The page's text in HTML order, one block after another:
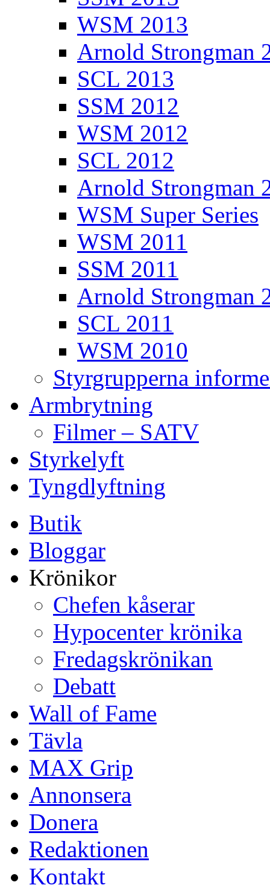
WSM 2013
Arnold Strongman
SCL 2013
SSM 2012
WSM 2012
SCL 2012
Arnold Strongman
WSM Super Series
WSM 2011
SSM 2011
Arnold Strongman
SCL 2011
WSM 2010
Styrgrupperna
Armbrytning
Filmer – SATV
Styrkelyft
Tyngdlyftning
Butik
Bloggar
Krönikor
Chefen kåserar
Hypocenter krönika
Fredagskrönikan
Debatt
Wall of Fame
Tävla
MAX Grip
Annonsera
Donera
Redaktionen
Kontakt